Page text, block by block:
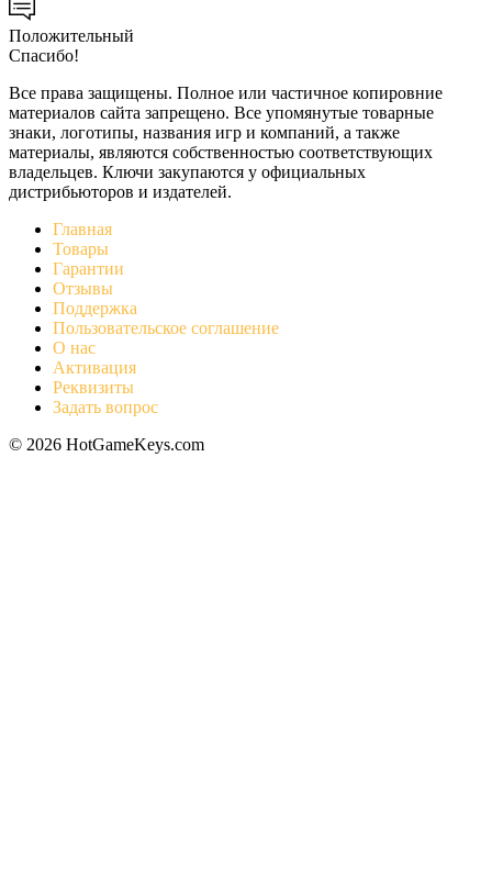
Положительный
Спасибо!
Все права защищены. Полное или частичное копировние
материалов сайта запрещено. Все упомянутые товарные
знаки, логотипы, названия игр и компаний, а также
материалы, являются собственностью соответствующих
владельцев. Ключи закупаются у официальных
дистрибьюторов и издателей.
Главная
Товары
Гарантии
Отзывы
Поддержка
Пользовательское соглашение
О нас
Активация
Реквизиты
Задать вопрос
© 2026 HotGameKeys.com